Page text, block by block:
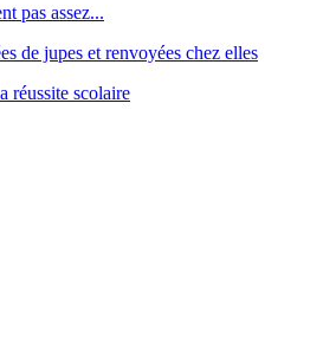
pas assez...
de jupes et renvoyées chez elles
réussite scolaire